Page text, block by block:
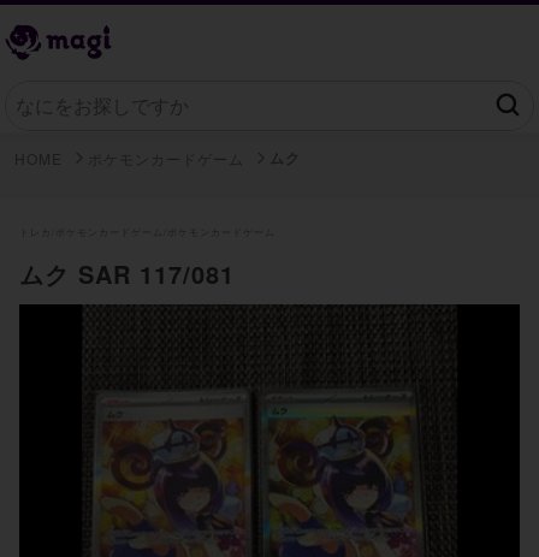
ムク SAR 117/081